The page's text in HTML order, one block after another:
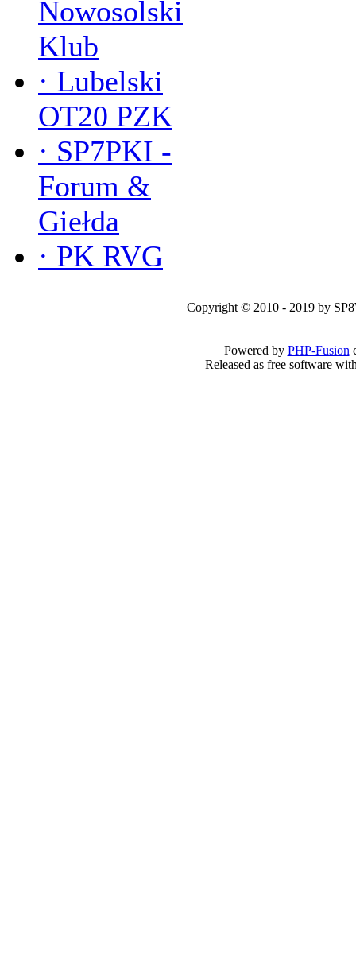
Nowosolski
Klub
· Lubelski
OT20 PZK
· SP7PKI -
Forum &
Giełda
· PK RVG
Copyright © 2010 - 2019 by
Powered by PHP-Fusion
Released as free software